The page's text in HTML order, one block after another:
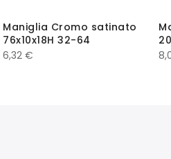
Maniglia Cromo satinato
76x10x18H 32-64
6,32 €